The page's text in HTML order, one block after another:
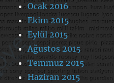
Ocak 2016
Ekim 2015
Eylül 2015
Ağustos 2015
Temmuz 2015
Haziran 2015